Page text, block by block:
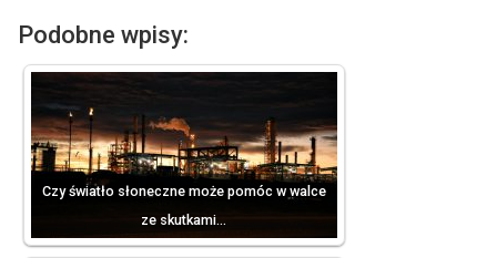
Podobne wpisy:
Czy światło słoneczne może pomóc w walce
ze skutkami…